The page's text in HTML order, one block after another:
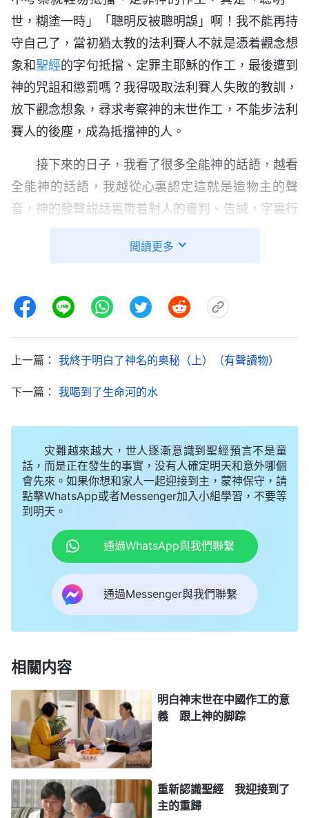
世，糊塗一時」「聰明反被聰明誤」啊！我不能再持
守自己了，當初猶太教的法利賽人不就是憑着觀念想
象和聖經的字句抵擋、定罪主耶穌的作工，最後遭到
神的咒詛和懲罰嗎？我得吸取法利賽人失敗的教訓，
放下觀念想象，尋求考察神的末世作工，不能步法利
賽人的後塵，成為抵擋神的人。
接下來的日子，我看了很多全能神的話語，越看
全能神的話語，我越從心裏認定這就是造物主的聲
音，神的發聲説話裏帶着對人的審判、告誡，字裏行
敬畏。我不禁回想起自己不僅不尋求、考察神的末世
嗎？想到這些，我心裏就像扎着一根刺一樣，特别痛
苦難受，甚至感覺害怕、恐懼。此時我懊悔萬分，在
心裏默默向神懺悔、認罪，求神饒恕。之後只要一有
空我就偷着看全能神的話語和全能神教會的福音電
影，特别是《敬虔的奥秘》《敬虔的奥秘（續）》
歷，感人的畫面，清晰透亮的真理辯論，使我更加確
定全能神就是主耶穌的顯現！主耶穌真的回來了，就
是全能神！我想參加聚會，但却放不下臉面告訴妻子
自己的想法。想想那段時間自己攔阻妻子接受神作工
的所作所為，我真恨不得打自己的臉，妻子的堅持是
對的！没想到我的文化比她高，見識比她廣，但在信
神的事上却不如她聰明，神的作工真是顯明人呀！
唉！没想到這一年多來我表面上是跟妻子較勁，實際
上却是在抵擋神，我真是太狂妄了！但神却寬容、恩
待了我，藉着話語開啓、引導我，讓我聽到了神的聲
配神花費這麽大的心血代價來拯救我！不行，我不能
再辜負神了，我得趕緊接受全能神的末世作工，可是
如果我低頭認錯，妻子會怎麽看我呀？那段時間我心
裏在極力地争戰着，我很想跟妻子説我要接受全能神
的末世作工，但又開不了口。
後來，妻子每次聚會回來，我都會問她：「你們
閲讀更多
上一篇： 我終于明白了神名的奥秘（上）（有聲讀物）
下一篇： 我喝到了生命河的水
灾難越來越大，世人逐漸意識到聖經預言不是童
話，而是正在發生的事實，没有人確定明天和意外哪個
會先來。如果你想和家人一起迎接到主，蒙神保守，請
點擊WhatsApp或者Messenger加入小組學習，不要等
到明天。
通過WhatsApp與我們聯繫
通過Messenger與我們聯繫
相關内容
明白神末世在中國作工的意
義 跟上神的脚踪
重新認識聖經 我迎接到了
主的重歸